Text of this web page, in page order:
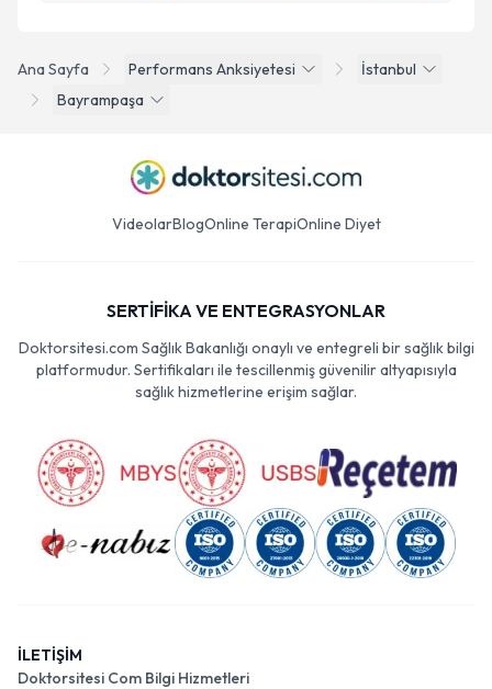
Ana Sayfa Performans Anksiyetesi
İstanbul
Bayrampaşa
VideolarBlogOnline TerapiOnline Diyet
SERTİFİKA VE ENTEGRASYONLAR
Doktorsitesi.com Sağlık Bakanlığı onaylı ve entegreli bir sağlık bilgi
platformudur. Sertifikaları ile tescillenmiş güvenilir altyapısıyla
sağlık hizmetlerine erişim sağlar.
İLETİŞİM
Doktorsitesi Com Bilgi Hizmetleri